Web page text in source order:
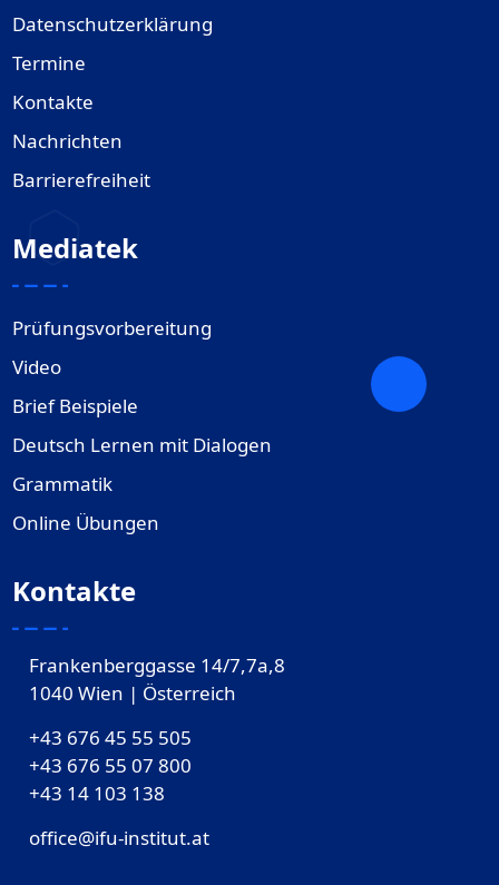
Datenschutzerklärung
Termine
Kontakte
Nachrichten
Barrierefreiheit
Mediatek
Prüfungsvorbereitung
Video
Brief Beispiele
Deutsch Lernen mit Dialogen
Grammatik
Online Übungen
Kontakte
Frankenberggasse 14/7,7a,8
1040 Wien | Österreich
+43 676 45 55 505
+43 676 55 07 800
‎+43 14 103 138
office@ifu-institut.at